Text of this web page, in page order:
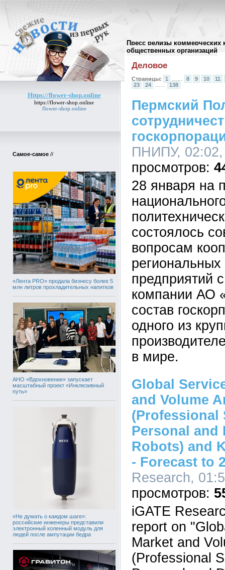
Пресс релизы коммерческих
общественных организаций
Https://flower-shop.online
https://flower-shop.online
flower-shop.online
Самое-самое //
«Лента PRO» продала бизнесу более 5
млн литров прохладительных напитков
АНО «Вдохновение» запускает
масштабный проект «Инклюзивный
путь»
«Не думать о каждом шаге»:
российские инженеры представили
электронный коленный модуль для
людей после ампутации бедра
Архив пресс-релизов//
Деловое
Страницы: 1 8 9 10
11
23
24 …… 138
Пермский
ПНИПУ, 02:02,
28 января на
состоялось
вопросам
предприятий
компании АО
состав
одного из
в мире.
Global
and Volume
(Professional
Personal and
Robots) and
- Forecast to
Research,
iGATE
report on
Market and
(Professional